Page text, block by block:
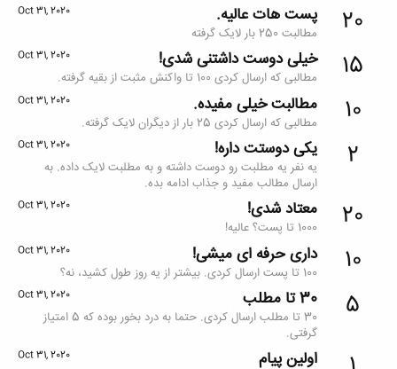
20
Oct 31, 2020 پست هات عالیه.
مطالبت 250 بار لایک گرفته
15
Oct 31, 2020 خیلی دوست داشتنی شدی!
مطالبی که ارسال کردی 100 تا واکنش مثبت از بقیه گرفته.
10
Oct 31, 2020 مطالبت خیلی مفیده.
مطالبی که ارسال کردی 25 بار از دیگران لایک گرفته.
2
Oct 31, 2020 یکی دوستت داره!
یه نفر یه مطلبت رو دوست داشته و به مطلبت لایک داده. به
ارسال مطالب مفید و جذاب ادامه بده.
20
Oct 31, 2020 معتاد شدی!
1000 تا پست؟ عالیه!
10
Oct 31, 2020 داری حرفه ای میشی!
100 تا پست ارسال کردی. بیشتر از یه روز طول کشید، نه؟
5
Oct 31, 2020 30 تا مطلب
30 تا مطلب ارسال کردی. حتما به درد بخور بوده که 5 امتیاز
گرفتی.
Oct 31, 2020 اولین پیام